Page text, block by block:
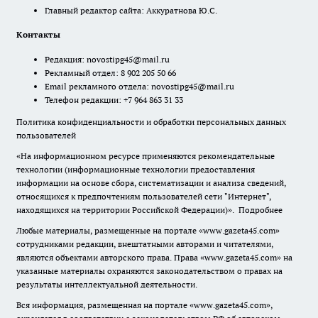
Главный редактор сайта: Аккуратнова Ю.С.
Контакты
Редакция: novostipg45@mail.ru
Рекламный отдел: 8 902 205 50 66
Email рекламного отдела: novostipg45@mail.ru
Телефон редакции: +7 964 863 31 33
Политика конфиденциальности и обработки персональных данных
пользователей
«На информационном ресурсе применяются рекомендательные
технологии (информационные технологии предоставления
информации на основе сбора, систематизации и анализа сведений,
относящихся к предпочтениям пользователей сети "Интернет",
находящихся на территории Российской Федерации)». Подробнее
Любые материалы, размещенные на портале «www.gazeta45.com»
сотрудниками редакции, внештатными авторами и читателями,
являются объектами авторского права. Права «www.gazeta45.com» на
указанные материалы охраняются законодательством о правах на
результаты интеллектуальной деятельности.
Вся информация, размещенная на портале «www.gazeta45.com»,